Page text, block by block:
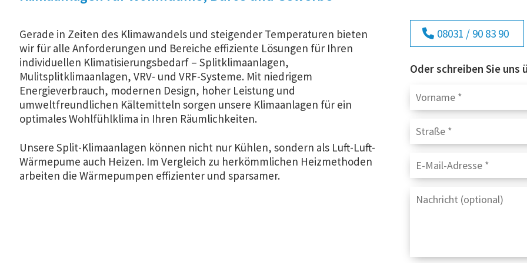
Gerade in Zeiten des Klimawandels und steigender Temperaturen bieten
wir für alle Anforderungen und Bereiche effiziente Lösungen für Ihren
individuellen Klimatisierungsbedarf – Splitklimaanlagen,
Mulitsplitklimaanlagen, VRV- und VRF-Systeme. Mit niedrigem
Energieverbrauch, modernen Design, hoher Leistung und
umweltfreundlichen Kältemitteln sorgen unsere Klimaanlagen für ein
optimales Wohlfühlklima in Ihren Räumlichkeiten.
Unsere Split-Klimaanlagen können nicht nur Kühlen, sondern als Luft-Luft-
Wärmepume auch Heizen. Im Vergleich zu herkömmlichen Heizmethoden
arbeiten die Wärmepumpen effizienter und sparsamer.
08031 / 90 83 90
Oder schreiben Sie uns